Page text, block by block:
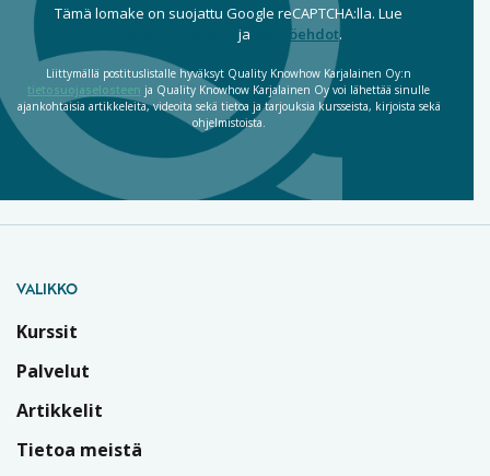
Tämä lomake on suojattu Google reCAPTCHA:lla. Lue
ja käyttöehdot.
Liittymällä postituslistalle hyväksyt Quality Knowhow Karjalainen Oy:n
tietosuojaselosteen ja Quality Knowhow Karjalainen Oy voi lähettää sinulle
ajankohtaisia artikkeleita, videoita sekä tietoa ja tarjouksia kursseista, kirjoista sekä
ohjelmistoista.
VALIKKO
Kurssit
Palvelut
Artikkelit
Tietoa meistä